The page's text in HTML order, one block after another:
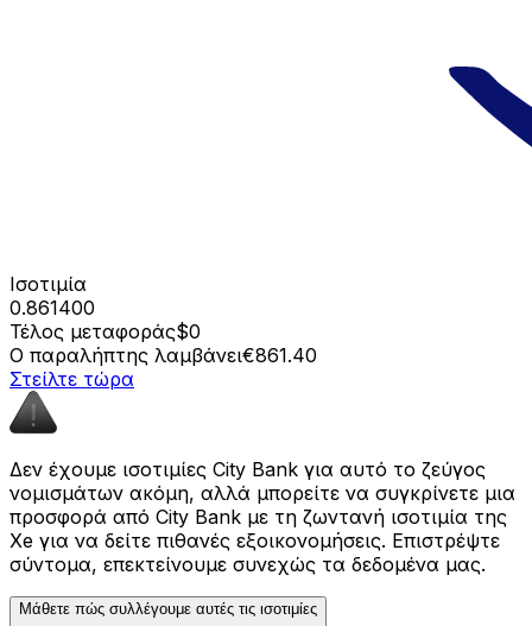
Ισοτιμία
0.861400
Τέλος μεταφοράς$0
Ο παραλήπτης λαμβάνει€861.40
Στείλτε τώρα
Δεν έχουμε ισοτιμίες City Bank για αυτό το ζεύγος
νομισμάτων ακόμη, αλλά μπορείτε να συγκρίνετε μια
προσφορά από City Bank με τη ζωντανή ισοτιμία της
Xe για να δείτε πιθανές εξοικονομήσεις. Επιστρέψτε
σύντομα, επεκτείνουμε συνεχώς τα δεδομένα μας.
Μάθετε πώς συλλέγουμε αυτές τις ισοτιμίες